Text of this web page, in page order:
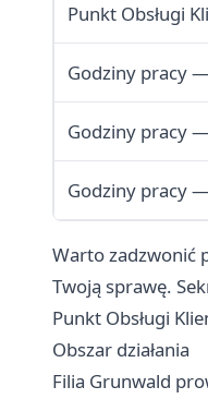
Punkt Obsługi
Godziny pracy
Godziny pracy
Godziny pracy
Warto zadzwonić
Twoją sprawę.
Punkt Obsługi
Obszar działania
Filia Grunwald